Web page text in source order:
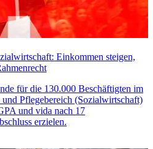
Einkommen steigen,
für die 130.000 Beschäftigten im
Pflegebereich (Sozialwirtschaft)
und vida nach 17
erzielen.